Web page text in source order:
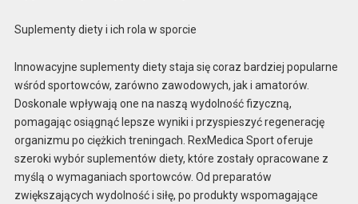
Suplementy diety i ich rola w sporcie
Innowacyjne suplementy diety staja się coraz bardziej popularne
wśród sportowców, zarówno zawodowych, jak i amatorów.
Doskonale wpływają one na naszą wydolność fizyczną,
pomagając osiągnąć lepsze wyniki i przyspieszyć regenerację
organizmu po ciężkich treningach. RexMedica Sport oferuje
szeroki wybór suplementów diety, które zostały opracowane z
myślą o wymaganiach sportowców. Od preparatów
zwiększających wydolność i siłę, po produkty wspomagające